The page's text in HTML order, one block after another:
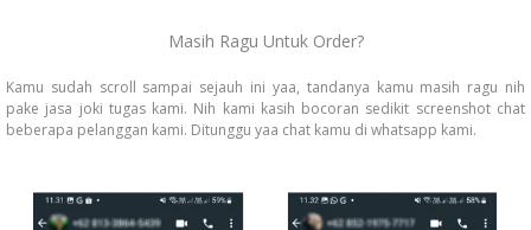
Masih Ragu Untuk Order?
Kamu sudah scroll sampai sejauh ini yaa, tandanya kamu masih ragu nih
pake jasa joki tugas kami. Nih kami kasih bocoran sedikit screenshot chat
beberapa pelanggan kami. Ditunggu yaa chat kamu di whatsapp kami.